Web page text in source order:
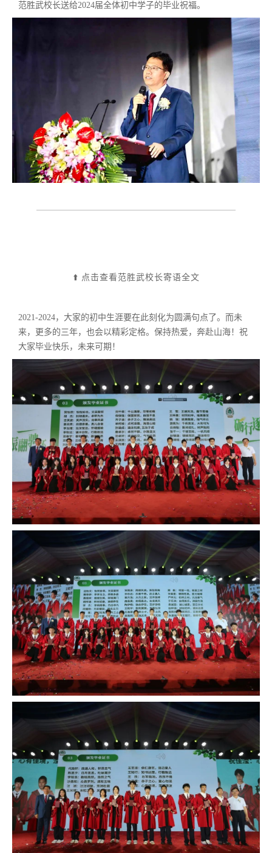
范胜武校长送给2024届全体初中学子的毕业祝福。
尊敬的各位家长、老师，亲爱的同学们：
大家上午好！今天，我们欢聚一堂，隆重举行
2024届初三毕业典礼。初中三年，我们同学们经
历了提升体育地位的中考体育改革，我们同学们
也是生物、地理、化学、历史考试分数纳入中考
的最后一届，我们还赶上了学校多样化上升通道
的革新，也体味到包括英语包班在内的课程优化
的滋味。别样的初中生活，别样的经历和收获。
今天，我们相聚一起，以这场毕业盛典，结束初
中生活，为新的人生征程拉开帷幕。
作为校长，我衷心感谢支持孩子成长、支持学校
办学的家长朋友们。因为有你们，孩子们才得以
顺利成长，学校的发展才得以持续向前。我注意
到刚才过来的毕业路上，在众多话语中有这么一
条：还记得父母叮咛的话语吗？那时他们正年
轻。十几年来，你们为孩子们付出了无数的心
血，在座的家长不少已经双鬓飞霜。孩子们，让
我们一起，为自己的父母长辈，送上致敬和感恩
的掌声。
作为校长，我诚挚感谢陪伴孩子们成长的老师
们。三年来，每一位老师全情投入、全心付出，
舍小家顾大家，从早晨到夜晚，从线上到线下，
从教室到宿舍，从学习到生活，孩子成长的记忆
里有你们的守护的身影和不离不弃的陪伴。
我还想感谢即将毕业的孩子们。三年中有幸见证
了你们从稚嫩到成熟的蜕变历程。你们牢记“做
豪迈的中国人”的校训，在世纪文化的浸润下绽
放个性，无惧挑战，穿越荆棘，一次次突破自
我。你们知感恩，懂坚持，有担当，带着纯净的
热爱，成长为一个个闪闪发光的自己！
这届毕业典礼的主题是“砺行逐梦，振翮骋怀”，
我想，“砺行”既可以理解为砥砺品行，也就是磨
⬆️ 点击查看范胜武校长寄语全文
2021-2024，大家的初中生涯要在此刻化为圆满句点了。而未
来，更多的三年，也会以精彩定格。保持热爱，奔赴山海！祝
大家毕业快乐，未来可期！